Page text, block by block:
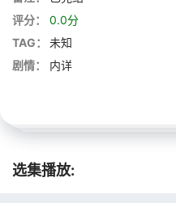
评分：
0.0分
TAG：
未知
剧情：
内详
选集播放: